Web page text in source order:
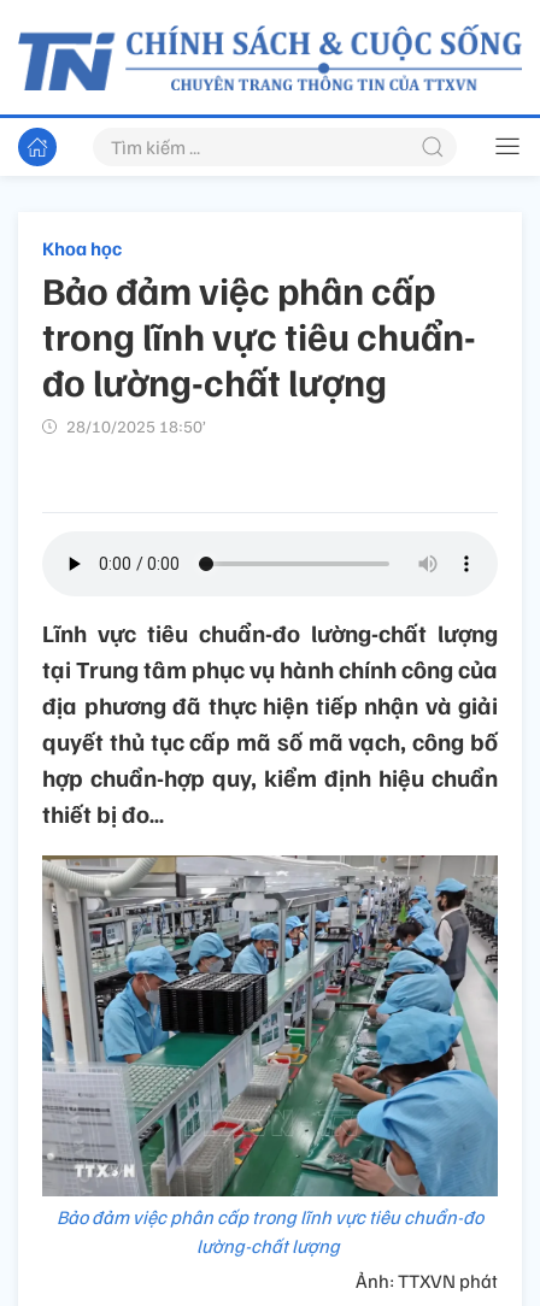
Khoa học
Bảo đảm việc phân cấp
trong lĩnh vực tiêu chuẩn-
đo lường-chất lượng
28/10/2025 18:50’
Lĩnh vực tiêu chuẩn-đo lường-chất lượng
tại Trung tâm phục vụ hành chính công của
địa phương đã thực hiện tiếp nhận và giải
quyết thủ tục cấp mã số mã vạch, công bố
hợp chuẩn-hợp quy, kiểm định hiệu chuẩn
thiết bị đo…
Bảo đảm việc phân cấp trong lĩnh vực tiêu chuẩn-đo
lường-chất lượng
Ảnh: TTXVN phát